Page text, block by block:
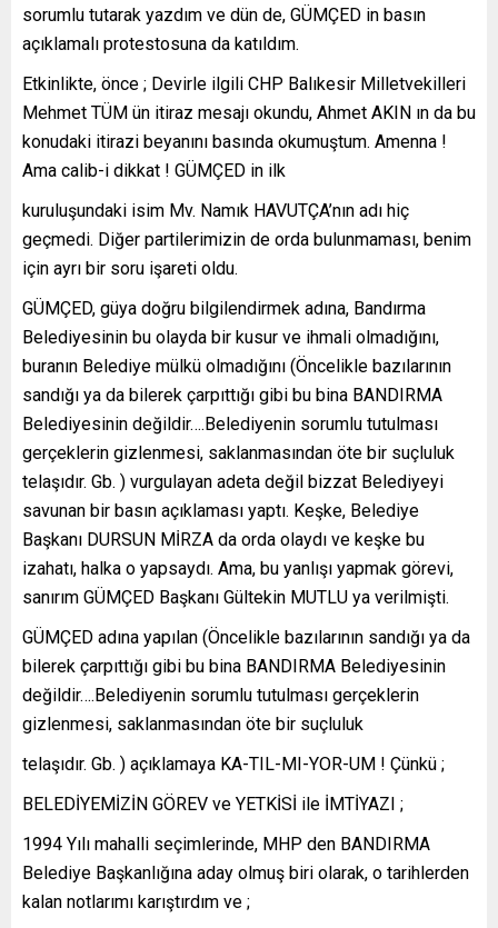
sorumlu tutarak yazdım ve dün de, GÜMÇED in basın
açıklamalı protestosuna da katıldım.
Etkinlikte, önce ; Devirle ilgili CHP Balıkesir Milletvekilleri
Mehmet TÜM ün itiraz mesajı okundu, Ahmet AKIN ın da bu
konudaki itirazi beyanını basında okumuştum. Amenna !
Ama calib-i dikkat ! GÜMÇED in ilk
kuruluşundaki isim Mv. Namık HAVUTÇA’nın adı hiç
geçmedi. Diğer partilerimizin de orda bulunmaması, benim
için ayrı bir soru işareti oldu.
GÜMÇED, güya doğru bilgilendirmek adına, Bandırma
Belediyesinin bu olayda bir kusur ve ihmali olmadığını,
buranın Belediye mülkü olmadığını (Öncelikle bazılarının
sandığı ya da bilerek çarpıttığı gibi bu bina BANDIRMA
Belediyesinin değildir….Belediyenin sorumlu tutulması
gerçeklerin gizlenmesi, saklanmasından öte bir suçluluk
telaşıdır. Gb. ) vurgulayan adeta değil bizzat Belediyeyi
savunan bir basın açıklaması yaptı. Keşke, Belediye
Başkanı DURSUN MİRZA da orda olaydı ve keşke bu
izahatı, halka o yapsaydı. Ama, bu yanlışı yapmak görevi,
sanırım GÜMÇED Başkanı Gültekin MUTLU ya verilmişti.
GÜMÇED adına yapılan (Öncelikle bazılarının sandığı ya da
bilerek çarpıttığı gibi bu bina BANDIRMA Belediyesinin
değildir….Belediyenin sorumlu tutulması gerçeklerin
gizlenmesi, saklanmasından öte bir suçluluk
telaşıdır. Gb. ) açıklamaya KA-TIL-MI-YOR-UM ! Çünkü ;
BELEDİYEMİZİN GÖREV ve YETKİSİ ile İMTİYAZI ;
1994 Yılı mahalli seçimlerinde, MHP den BANDIRMA
Belediye Başkanlığına aday olmuş biri olarak, o tarihlerden
kalan notlarımı karıştırdım ve ;